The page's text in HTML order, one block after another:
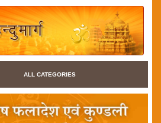
ALL CATEGORIES